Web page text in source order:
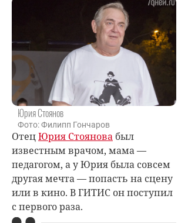
Юрия Стоянов
Фото: Филипп Гончаров
ОтецЮрия Стоянова был
известным врачом, мама —
педагогом, а у Юрия была совсем
другая мечта — попасть на сцену
или в кино. В ГИТИС он поступил
с первого раза.